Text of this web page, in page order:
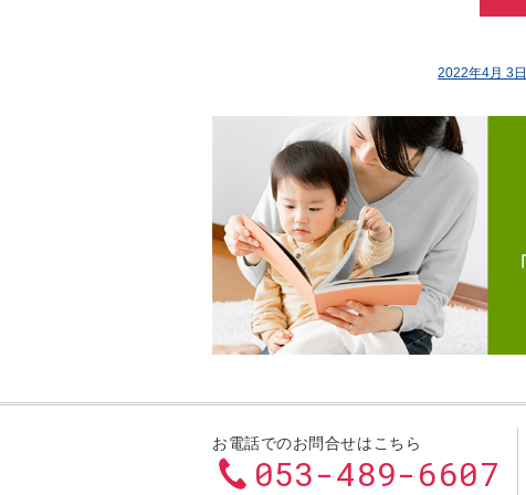
2022年4月 3日
お電話でのお問合せはこちら
053-489-6607